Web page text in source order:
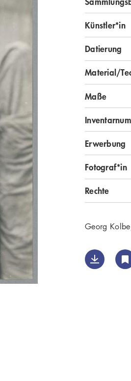
Künstler*in
Datierung
Material/
Maße
Erwerbung
Fotograf*in
Rechte
Georg